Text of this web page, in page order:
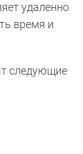
удаленно
время и
следующие